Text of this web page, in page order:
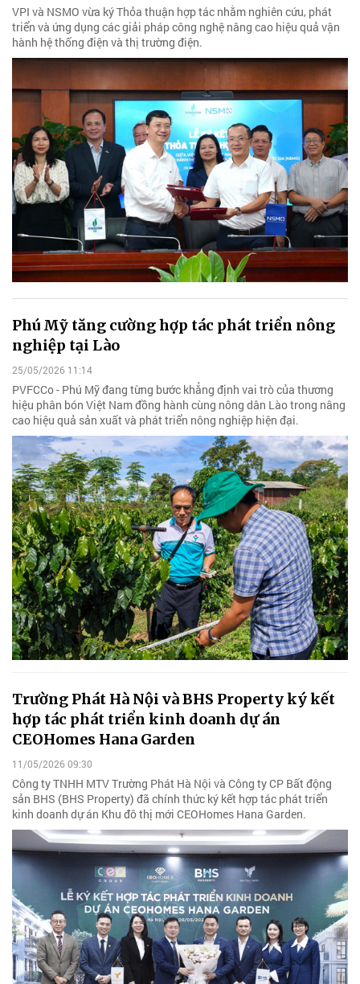
VPI và NSMO vừa ký Thỏa thuận hợp tác nhằm nghiên cứu, phát
triển và ứng dụng các giải pháp công nghệ nâng cao hiệu quả vận
hành hệ thống điện và thị trường điện.
Phú Mỹ tăng cường hợp tác phát triển nông
nghiệp tại Lào
25/05/2026 11:14
PVFCCo - Phú Mỹ đang từng bước khẳng định vai trò của thương
hiệu phân bón Việt Nam đồng hành cùng nông dân Lào trong nâng
cao hiệu quả sản xuất và phát triển nông nghiệp hiện đại.
Trường Phát Hà Nội và BHS Property ký kết
hợp tác phát triển kinh doanh dự án
CEOHomes Hana Garden
11/05/2026 09:30
Công ty TNHH MTV Trường Phát Hà Nội và Công ty CP Bất động
sản BHS (BHS Property) đã chính thức ký kết hợp tác phát triển
kinh doanh dự án Khu đô thị mới CEOHomes Hana Garden.